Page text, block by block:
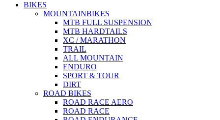
BIKES
MOUNTAINBIKES
MTB FULL SUSPENSION
MTB HARDTAILS
XC / MARATHON
TRAIL
ALL MOUNTAIN
ENDURO
SPORT & TOUR
DIRT
ROAD BIKES
ROAD RACE AERO
ROAD RACE